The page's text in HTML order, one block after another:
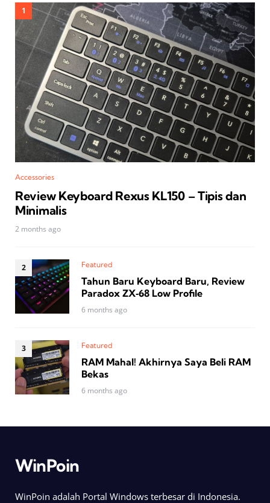
Accessories
Review Keyboard Rexus KL150 – Tipis dan
Minimalis
2 months ago
Featured
Tahun Baru Keyboard Baru, Review
Paradox ZX‑68 Low Profile
6 months ago
Featured
RAM Mahal! Akhirnya Saya Beli RAM
Bekas
6 months ago
WinPoin
WinPoin adalah Portal Windows terbesar di Indonesia.